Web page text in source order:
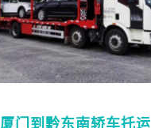
厦门到黔东南轿车托运